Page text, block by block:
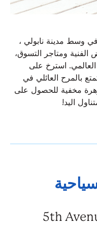
يقع فندقنا في 5th Avenue South في وسط مدينة نابولي ،
ومتاجر التسوق،
استرخ على
بالمرح العائلي في
مخفية للحصول على
اليد!
5th